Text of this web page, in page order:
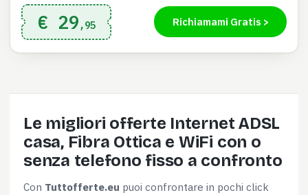
€ 29 ,95 Richiamami Gratis >
Le migliori offerte Internet ADSL
casa, Fibra Ottica e WiFi con o
senza telefono fisso a confronto
Con Tuttofferte.eu puoi confrontare in pochi click